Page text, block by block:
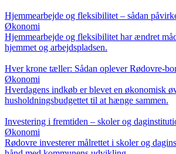
Hjemmearbejde og fleksibilitet – sådan
Økonomi
Hjemmearbejde og fleksibilitet har ændret
hjemmet og arbejdspladsen.
Hver krone tæller: Sådan oplever Rødovre-
Økonomi
Hverdagens indkøb er blevet en økonomisk
husholdningsbudgettet til at hænge sammen.
Investering i fremtiden – skoler og
Økonomi
Rødovre investerer målrettet i skoler og